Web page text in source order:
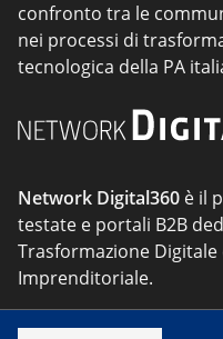
confronto tra le
nei processi di
tecnologica della PA
Network Digital360 è il
testate e portali B2B
Trasformazione
Imprenditoriale.